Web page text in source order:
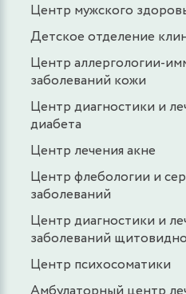
Центр мужского
Детское отделение
Центр аллергологии-
заболеваний кожи
Центр диагностики и
диабета
Центр лечения акне
Центр флебологии и
заболеваний
Центр диагностики и
заболеваний
Центр психосоматики